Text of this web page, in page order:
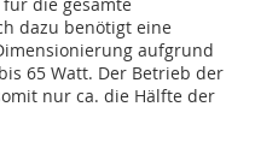
die gesamte
dazu benötigt eine
aufgrund
65 Watt. Der Betrieb der
nur ca. die Hälfte der